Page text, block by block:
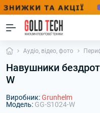
Аудіо, відео, фото
Навушники
W
Виробник:Grunhelm
Модель: GG-S1024-W